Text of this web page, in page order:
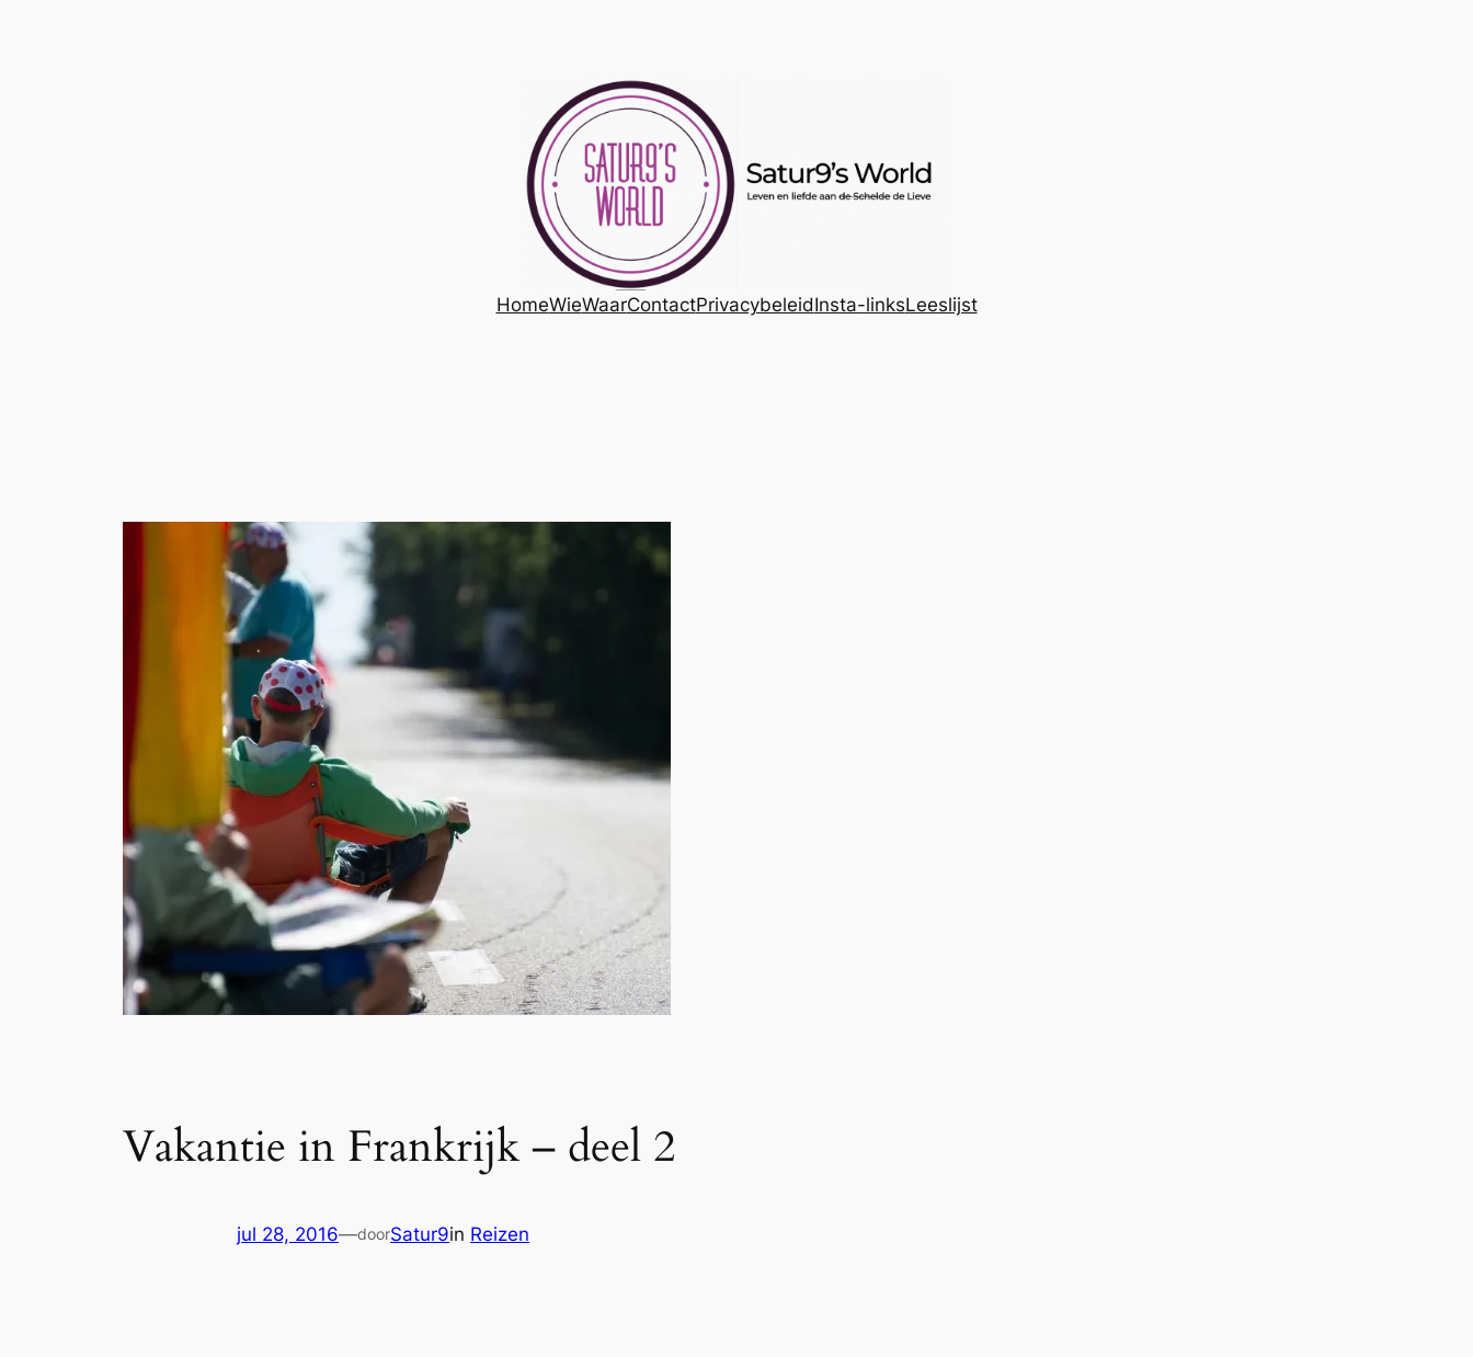
HomeWieWaarContactPrivacybeleidInsta-linksLeeslijst
Vakantie in Frankrijk – deel 2
jul 28, 2016—doorSatur9in Reizen